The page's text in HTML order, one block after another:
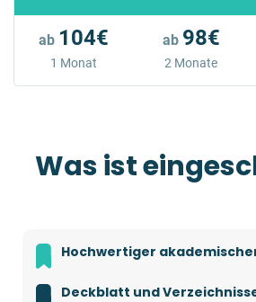
ab 104€
1 Monat
ab 98€
2 Monate
Was ist
Hochwertiger
Deckblatt und